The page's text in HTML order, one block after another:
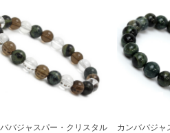
バジャスパー・クリスタル
カンババジャ